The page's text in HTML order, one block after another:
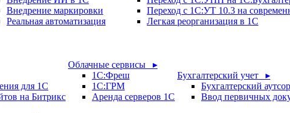
Внедрение маркировки
Реальная автоматизация
Переход с 1С:УТ 10.3 на
Легкая реорганизация в 1С
для 1С
на Битрикс
Облачные сервисы ▸
1С:Фреш
1С:ГРМ
Аренда серверов 1С
Бухгалтерский учет ▸
Бухгалтерский
Ввод первичных